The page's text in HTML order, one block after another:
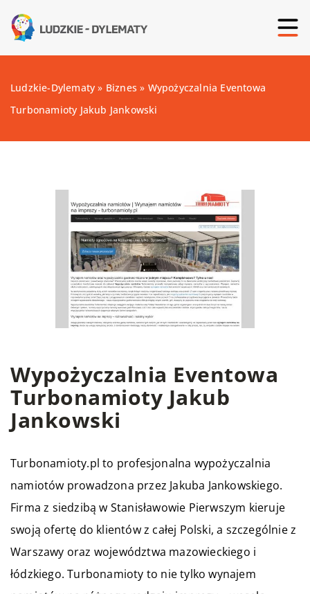
Ludzkie-Dylematy » Biznes » Wypożyczalnia Eventowa
Turbonamioty Jakub Jankowski
Wypożyczalnia Eventowa
Turbonamioty Jakub
Jankowski
Turbonamioty.pl to profesjonalna wypożyczalnia
namiotów prowadzona przez Jakuba Jankowskiego.
Firma z siedzibą w Stanisławowie Pierwszym kieruje
swoją ofertę do klientów z całej Polski, a szczególnie z
Warszawy oraz województwa mazowieckiego i
łódzkiego. Turbonamioty to nie tylko wynajem